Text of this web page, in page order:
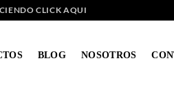
CLICK AQUI
BLOG NOSOTROS